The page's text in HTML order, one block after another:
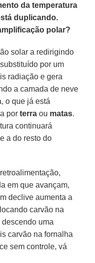
da temperatura
duplicando.
polar?
solar a redirigindo
por um
radiação e gera
a camada de neve
o que já está
porterra ou matas.
continuará
a do resto do
em que avançam,
declive aumenta a
carvão na
uma
carvão na fornalha
sem controle, vá